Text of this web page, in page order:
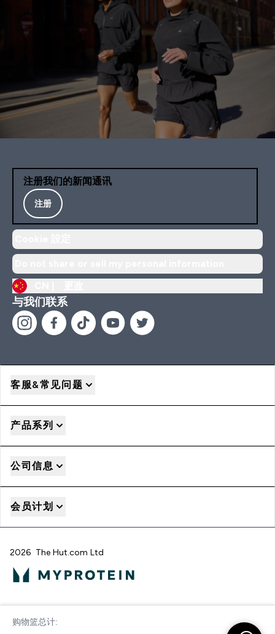
购物篮总计:
注册我们的新闻通讯
注册
与我们联系
客服&常见问题
产品系列
公司信息
会员计划
2026 The Hut.com Ltd